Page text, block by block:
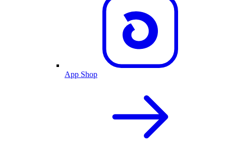
App Shop